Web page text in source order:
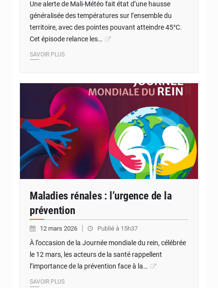
Une alerte de Mali-Météo fait état d’une hausse
généralisée des températures sur l’ensemble du
territoire, avec des pointes pouvant atteindre 45°C.
Cet épisode relance les…
SAVOIR PLUS
Maladies rénales : l’urgence de la
prévention
12 mars 2026 Publié à 15h37
À l’occasion de la Journée mondiale du rein, célébrée
le 12 mars, les acteurs de la santé rappellent
l’importance de la prévention face à la…
SAVOIR PLUS